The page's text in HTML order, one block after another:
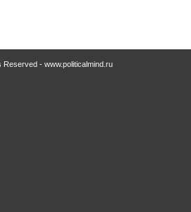
- www.politicalmind.ru